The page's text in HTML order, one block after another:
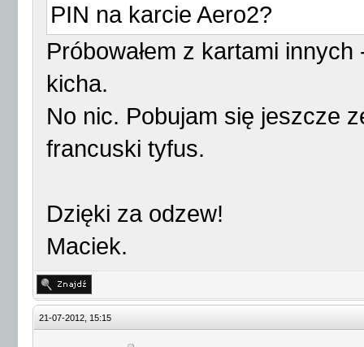
PIN na karcie Aero2?
Próbowałem z kartami
kicha.
No nic. Pobujam się jeszcze
francuski tyfus.
Dzięki za odzew!
Maciek.
21-07-2012, 15:15